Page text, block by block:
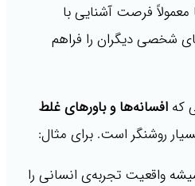
فرصت آشنایی با
شخصی دیگران را فراهم
که افسانه‌ها و باورهای غلط
روشنگر است. برای مثال:
واقعیت تجربه‌ی انسانی را